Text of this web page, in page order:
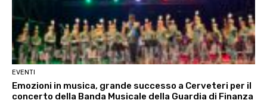
EVENTI
Emozioni in musica, grande successo a Cerveteri per il
concerto della Banda Musicale della Guardia di Finanza